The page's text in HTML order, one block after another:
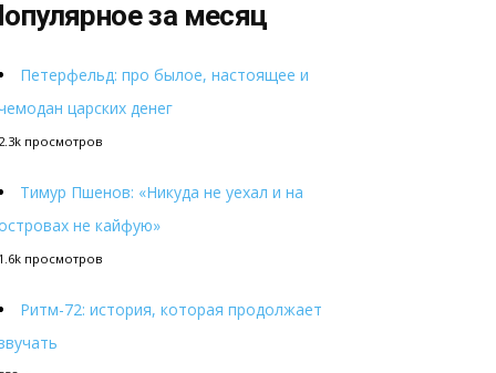
за месяц
Петерфельд: про былое, настоящее и
царских денег
просмотров
Тимур Пшенов: «Никуда не уехал и на
не кайфую»
просмотров
Ритм-72: история, которая продолжает